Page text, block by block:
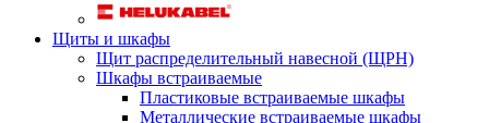
Щиты и шкафы
Щит распределительный навесной (ЩРН)
Шкафы встраиваемые
Пластиковые встраиваемые шкафы
Металлические встраиваемые шкафы